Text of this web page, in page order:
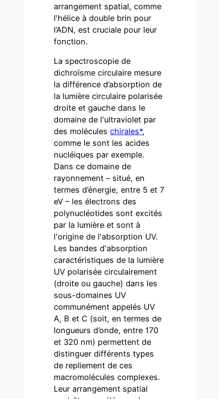
arrangement spatial, comme
l'hélice à double brin pour
l’ADN, est cruciale pour leur
fonction.
La spectroscopie de
dichroïsme circulaire mesure
la différence d’absorption de
la lumière circulaire polarisée
droite et gauche dans le
domaine de l'ultraviolet par
des moléculeschirales*,
comme le sont les acides
nucléiques par exemple.
Dans ce domaine de
rayonnement – situé, en
termes d’énergie, entre 5 et 7
eV – les électrons des
polynucléotides sont excités
par la lumière et sont à
l'origine de l'absorption UV.
Les bandes d'absorption
caractéristiques de la lumière
UV polarisée circulairement
(droite ou gauche) dans les
sous-domaines UV
communément appelés UV
A, B et C (soit, en termes de
longueurs d’onde, entre 170
et 320 nm) permettent de
distinguer différents types
de repliement de ces
macromolécules complexes.
Leur arrangement spatial